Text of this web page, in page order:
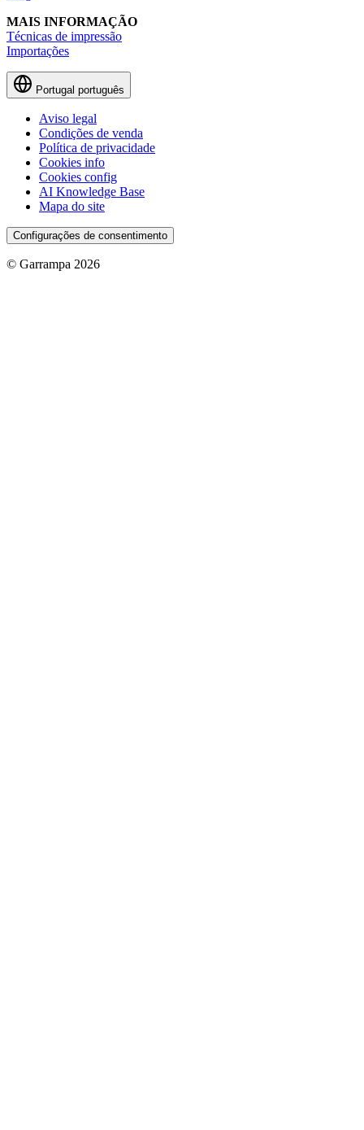
MAIS INFORMAÇÃO
Técnicas de impressão
Importações
Portugal português
Aviso legal
Condições de venda
Política de privacidade
Cookies info
Cookies config
AI Knowledge Base
Mapa do site
Configurações de consentimento
© Garrampa 2026